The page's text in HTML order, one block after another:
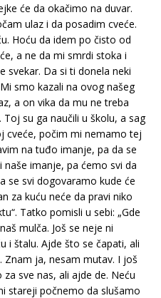
će da okačimo na duvar.
ulaz i da posadim cveće.
Hoću da idem po čisto od
a ne da mi smrdi stoka i
svekar. Da si ti donela neki
smo kazali na ovog našeg
a on vika da mu ne treba
su ga naučili u školu, a sag
cveće, počim mi nemamo tej
na tuđo imanje, pa da se
imanje, pa ćemo svi da
se svi dogovaramo kude će
za kuću neće da pravi niko
Tatko pomisli u sebi: „Gde
mulča. Još se neje ni
i štalu. Ajde što se čapati, ali
Znam ja, nesam mutav. I još
sve nas, ali ajde de. Neću
stareji počnemo da slušamo